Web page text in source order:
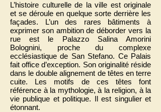
L’histoire culturelle de la ville est originale
et se déroule en quelque sorte derrière les
façades. L’un des rares bâtiments à
exprimer son ambition de déborder vers la
rue est le Palazzo Salina Amorini
Bolognini, proche du complexe
ecclésiastique de San Stefano. Ce Palais
fait office d’exception. Son originalité réside
dans le double alignement de têtes en terre
cuite. Les motifs de ces têtes font
référence à la mythologie, à la religion, à la
vie publique et politique. Il est singulier et
étonnant.